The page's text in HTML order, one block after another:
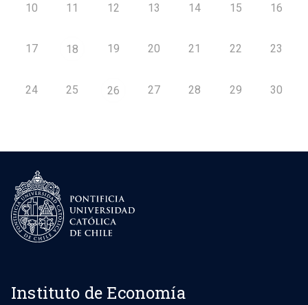
10 11 12 13 14 15 16
17 18 19 20 21 22 23
24 25 26 27 28 29 30
Instituto de Economía